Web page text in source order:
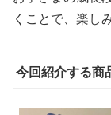
くことで、楽し
今回紹介する商